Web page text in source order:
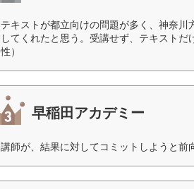
テキストが都立向けの問題が多く、神奈
してくれたと思う。受講せず、テキスト
性）
早稲田アカデミー
講師が、結果に対してコミットしようと前